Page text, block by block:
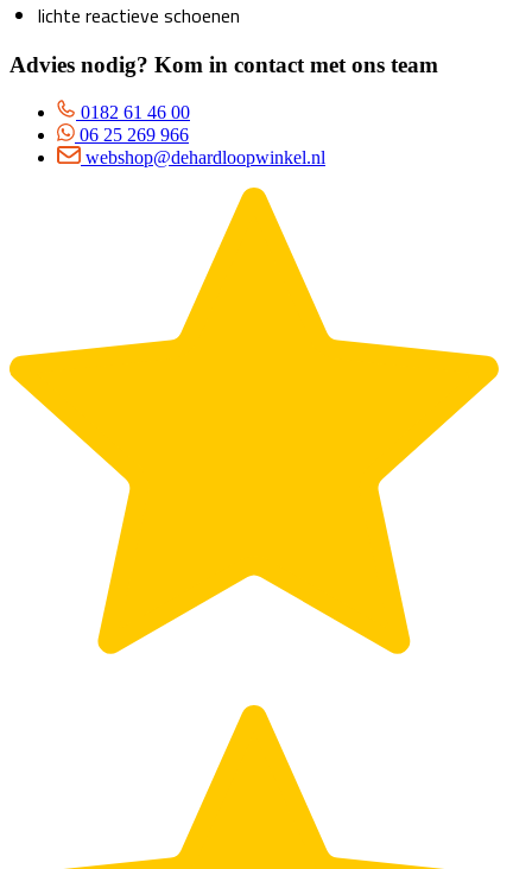
lichte reactieve schoenen
Advies nodig? Kom in contact met ons team
0182 61 46 00
06 25 269 966
webshop@dehardloopwinkel.nl